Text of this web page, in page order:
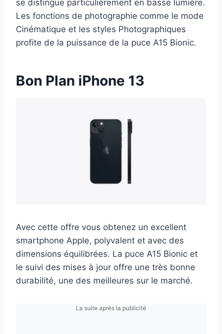
se distingue particulièrement en basse lumière.
Les fonctions de photographie comme le mode
Cinématique et les styles Photographiques
profite de la puissance de la puce A15 Bionic.
Bon Plan iPhone 13
Avec cette offre vous obtenez un excellent
smartphone Apple, polyvalent et avec des
dimensions équilibrées. La puce A15 Bionic et
le suivi des mises à jour offre une très bonne
durabilité, une des meilleures sur le marché.
La suite après la publicité